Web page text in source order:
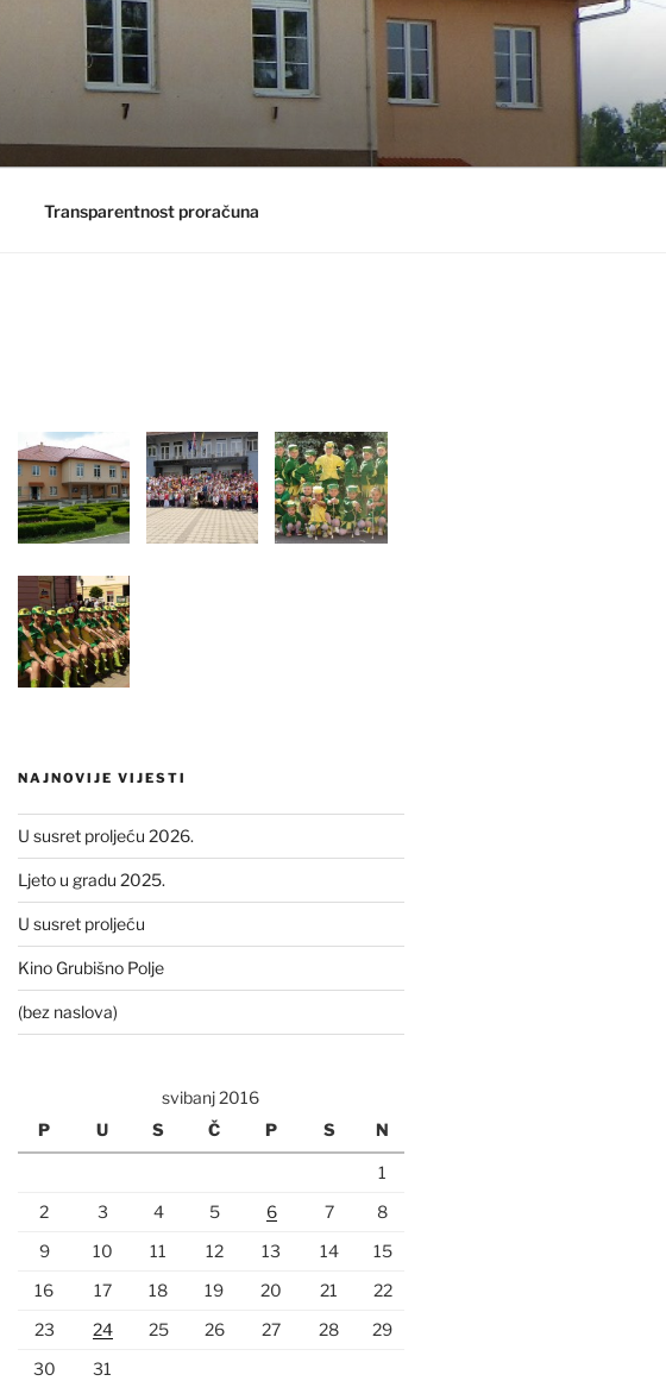
Transparentnost proračuna
NAJNOVIJE VIJESTI
U susret proljeću 2026.
Ljeto u gradu 2025.
U susret proljeću
Kino Grubišno Polje
(bez naslova)
svibanj 2016
P
U S Č P S N
1
2
3 4 5 6 7
8
9
10 11 12 13 14
15
16
17 18 19 20 21
22
23
24 25 26 27 28
29
30
31